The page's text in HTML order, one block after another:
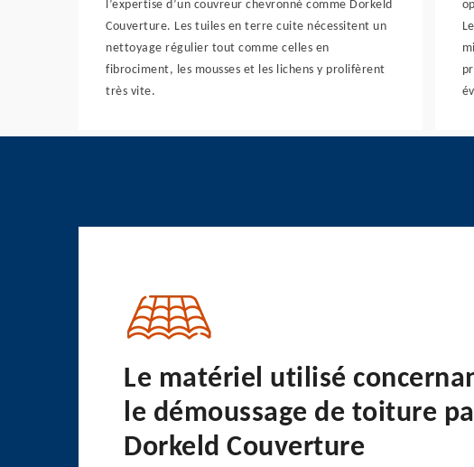
l’expertise d’un couvreur chevronné comme Dorkeld
Couverture. Les tuiles en terre cuite nécessitent un
nettoyage régulier tout comme celles en
fibrociment, les mousses et les lichens y prolifèrent
très vite.
Le matériel utilisé
le démoussage de toiture
Dorkeld Couverture